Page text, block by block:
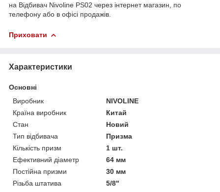
на Відбивач Nivoline PS02 через інтернет магазин, по
телефону або в офісі продажів.
Приховати
Характеристики
Основні
Виробник
NIVOLINE
Країна виробник
Китай
Стан
Новий
Тип відбивача
Призма
Кількість призм
1 шт.
Ефективний діаметр
64 мм
Постійна призми
30 мм
Різьба штатива
5/8"